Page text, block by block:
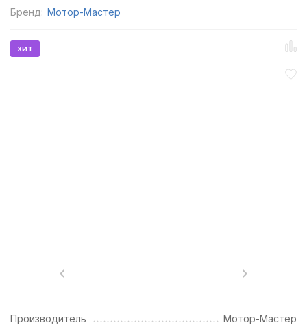
Бренд: Мотор-Мастер
хит
Производитель
Мотор-Мастер